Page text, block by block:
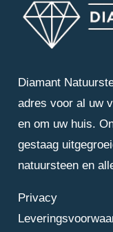
Diamant
adres voor al uw
en om uw huis.
gestaag
natuursteen en
Privacy